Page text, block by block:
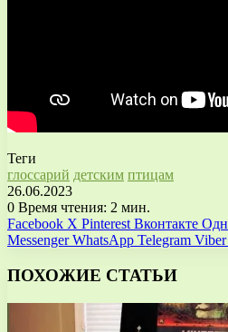
Теги
глоссарий детским птицам
26.06.2023
0 Время чтения: 2 мин.
Facebook X Pinterest Вконтакте
Messenger WhatsApp Telegram Viber
ПОХОЖИЕ СТАТЬИ